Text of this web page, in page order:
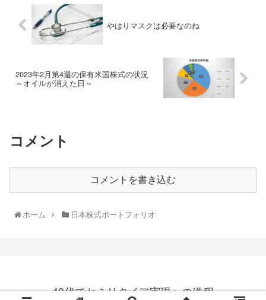
やはりマスクは必要なのね
2023年2月第4週の保有米国株式の状況
～オイルが消えた日～
コメント
コメントを書き込む
ホーム 日本株式ポートフォリオ
40代でセミリタイア実現への道程